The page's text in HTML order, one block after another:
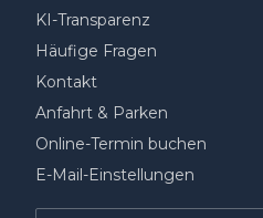
KI-Transparenz
Häufige Fragen
Kontakt
Anfahrt & Parken
Online-Termin buchen
E-Mail-Einstellungen